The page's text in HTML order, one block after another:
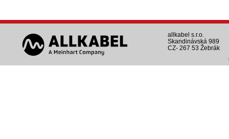
allkabel s.r.o.
Skandinávská 989
CZ- 267 53 Žebrák